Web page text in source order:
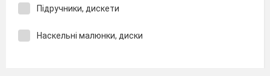
Підручники, дискети
Наскельні малюнки, диски